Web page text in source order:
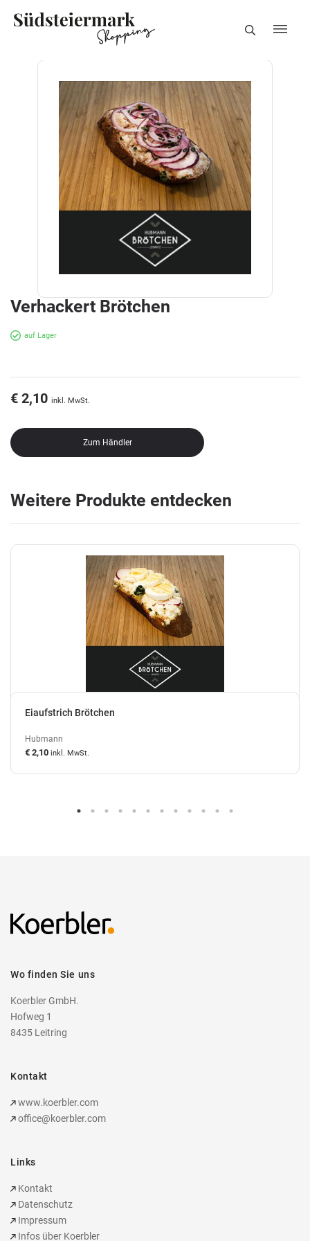
Verhackert Brötchen
auf Lager
€ 2,10 inkl. MwSt.
Zum Händler
Weitere Produkte entdecken
Eiaufstrich Brötchen
Hubmann
€ 2,10 inkl. MwSt.
Wo finden Sie uns
Koerbler GmbH.
Hofweg 1
8435 Leitring
Kontakt
www.koerbler.com
office@koerbler.com
Links
Kontakt
Datenschutz
Impressum
Infos über Koerbler